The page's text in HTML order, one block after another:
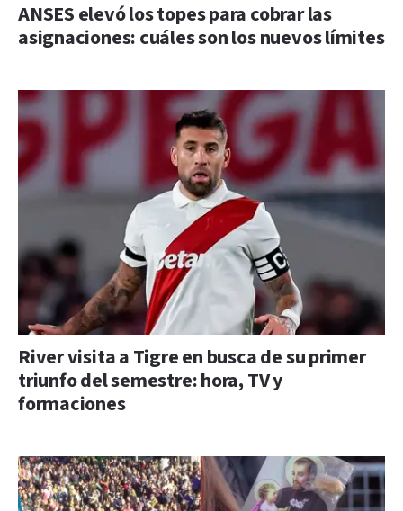
ANSES elevó los topes para cobrar las
asignaciones: cuáles son los nuevos límites
River visita a Tigre en busca de su primer
triunfo del semestre: hora, TV y
formaciones